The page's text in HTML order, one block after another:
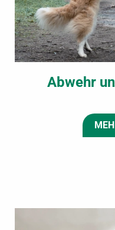
Abwehr